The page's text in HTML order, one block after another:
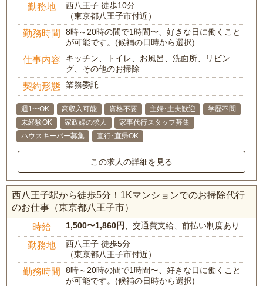
勤務地
西八王子 徒歩10分
（東京都八王子市付近）
勤務時間
8時～20時の間で1時間〜、好きな日に働くこと
が可能です。(候補の日時から選択)
仕事内容
キッチン、トイレ、お風呂、洗面所、リビン
グ、その他のお掃除
契約形態 業務委託
週1〜OK 高収入可能 資格不要 主婦･主夫歓迎
学歴不問
未経験OK
家政婦の求人
家事代行スタッフ募集
ハウスキーパー募集
直行･直帰OK
この求人の詳細を見る
西八王子駅から徒歩5分！1Kマンションでのお掃除代行
のお仕事（東京都八王子市）
時給 1,500〜1,860円、交通費支給、前払い制度あり
勤務地
西八王子 徒歩5分
（東京都八王子市付近）
勤務時間
8時～20時の間で1時間〜、好きな日に働くこと
が可能です。(候補の日時から選択)